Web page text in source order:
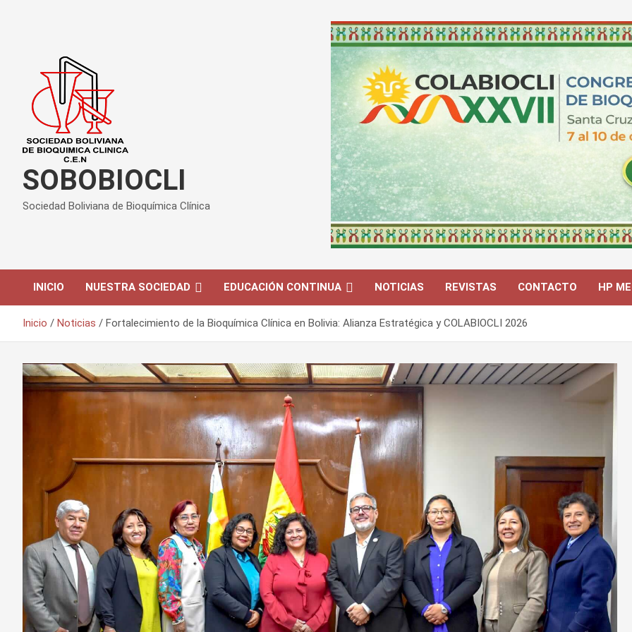
SOBOBIOCLI
Sociedad Boliviana de Bioquímica Clínica
INICIO NUESTRA SOCIEDAD EDUCACIÓN CONTINUA NOTICIAS REVISTAS CONTACTO HP
Inicio Noticias Fortalecimiento de la Bioquímica Clínica en Bolivia: Alianza Estratégica y COLABIOCLI 2026